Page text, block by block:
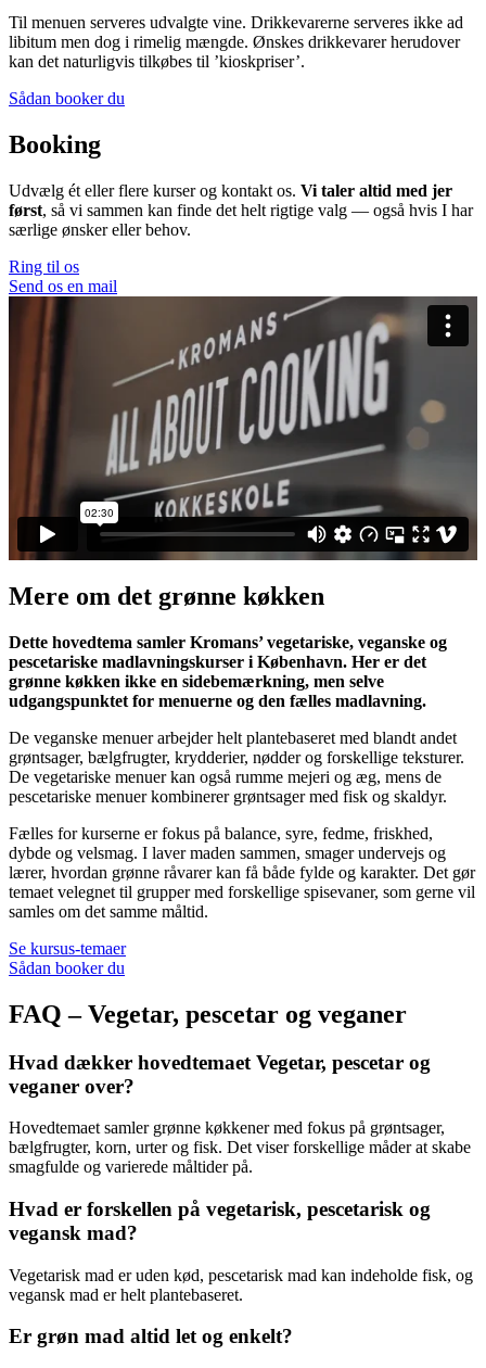
Til menuen serveres udvalgte vine. Drikkevarerne serveres ikke ad
libitum men dog i rimelig mængde. Ønskes drikkevarer herudover
kan det naturligvis tilkøbes til ’kioskpriser’.
Sådan booker du
Booking
Udvælg ét eller flere kurser og kontakt os. Vi taler altid med jer
først, så vi sammen kan finde det helt rigtige valg — også hvis I har
særlige ønsker eller behov.
Ring til os
Send os en mail
Mere om det grønne køkken
Dette hovedtema samler Kromans’ vegetariske, veganske og
pescetariske madlavningskurser i København. Her er det
grønne køkken ikke en sidebemærkning, men selve
udgangspunktet for menuerne og den fælles madlavning.
De veganske menuer arbejder helt plantebaseret med blandt andet
grøntsager, bælgfrugter, krydderier, nødder og forskellige teksturer.
De vegetariske menuer kan også rumme mejeri og æg, mens de
pescetariske menuer kombinerer grøntsager med fisk og skaldyr.
Fælles for kurserne er fokus på balance, syre, fedme, friskhed,
dybde og velsmag. I laver maden sammen, smager undervejs og
lærer, hvordan grønne råvarer kan få både fylde og karakter. Det gør
temaet velegnet til grupper med forskellige spisevaner, som gerne vil
samles om det samme måltid.
Se kursus-temaer
Sådan booker du
FAQ – Vegetar, pescetar og veganer
Hvad dækker hovedtemaet Vegetar, pescetar og
veganer over?
Hovedtemaet samler grønne køkkener med fokus på grøntsager,
bælgfrugter, korn, urter og fisk. Det viser forskellige måder at skabe
smagfulde og varierede måltider på.
Hvad er forskellen på vegetarisk, pescetarisk og
vegansk mad?
Vegetarisk mad er uden kød, pescetarisk mad kan indeholde fisk, og
vegansk mad er helt plantebaseret.
Er grøn mad altid let og enkelt?